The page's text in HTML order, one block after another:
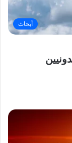
أبحاث